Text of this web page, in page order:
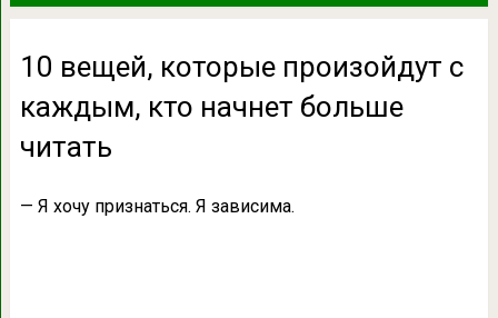
10 вещей, которые произойдут с
каждым, кто начнет больше
читать
— Я хочу признаться. Я зависима.